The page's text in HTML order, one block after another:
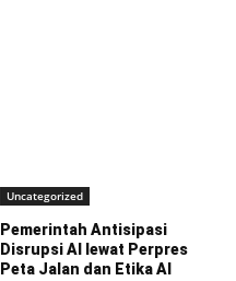
Uncategorized
Pemerintah Antisipasi
Disrupsi AI lewat Perpres
Peta Jalan dan Etika AI